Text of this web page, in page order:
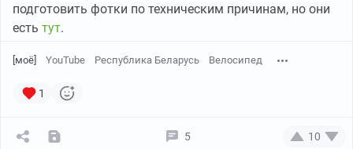
подготовить фотки по техническим причинам, но они
есть тут.
[моё] YouTube Республика Беларусь Велосипед
1
5 10